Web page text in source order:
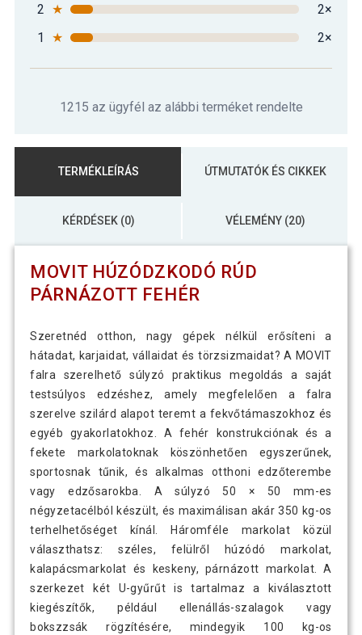
2 ★
2×
1
★ 2×
1215 az ügyfél az alábbi terméket rendelte
TERMÉKLEÍRÁS ÚTMUTATÓK ÉS CIKKEK
KÉRDÉSEK (0) VÉLEMÉNY (20)
MOVIT HÚZÓDZKODÓ RÚD
PÁRNÁZOTT FEHÉR
Szeretnéd otthon, nagy gépek nélkül erősíteni a
hátadat, karjaidat, vállaidat és törzsizmaidat? A MOVIT
falra szerelhető súlyzó praktikus megoldás a saját
testsúlyos edzéshez, amely megfelelően a falra
szerelve szilárd alapot teremt a fekvőtámaszokhoz és
egyéb gyakorlatokhoz. A fehér konstrukciónak és a
fekete markolatoknak köszönhetően egyszerűnek,
sportosnak tűnik, és alkalmas otthoni edzőterembe
vagy edzősarokba. A súlyzó 50 × 50 mm-es
négyzetacélból készült, és maximálisan akár 350 kg-os
terhelhetőséget kínál. Háromféle markolat közül
választhatsz: széles, felülről húzódó markolat,
kalapácsmarkolat és keskeny, párnázott markolat. A
szerkezet két U-gyűrűt is tartalmaz a kiválasztott
kiegészítők, például ellenállás-szalagok vagy
bokszzsák rögzítésére, mindegyik 100 kg-os